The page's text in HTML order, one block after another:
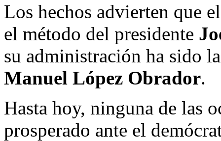
Los hechos advierten que
el método del presidente
su administración ha sido
Manuel López Obrador.
Hasta hoy, ninguna de las
prosperado ante el